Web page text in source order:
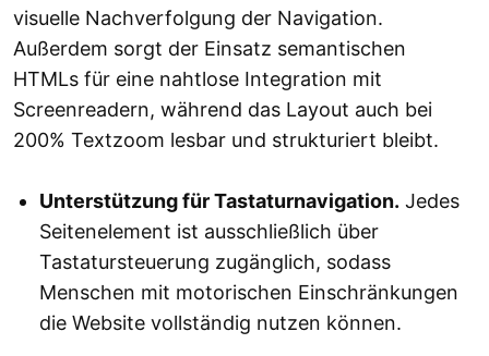
visuelle Nachverfolgung der Navigation.
Außerdem sorgt der Einsatz semantischen
HTMLs für eine nahtlose Integration mit
Screenreadern, während das Layout auch bei
200% Textzoom lesbar und strukturiert bleibt.
Unterstützung für Tastaturnavigation. Jedes
Seitenelement ist ausschließlich über
Tastatursteuerung zugänglich, sodass
Menschen mit motorischen Einschränkungen
die Website vollständig nutzen können.